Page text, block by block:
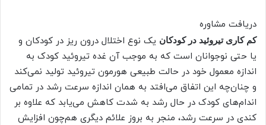
دریافت مشاوره
کم کاری تیروئید در کودکان یک نوع اختلال درون ریز در کودکان و
یا حتی نوجوانان است که به موجب آن غده تیروئید کودک به
اندازه معمول خود در حالت طبیعی هورمون تیروئید تولید نمی‌کند
و چنان‌چه این اتفاق می‌افتد به همان اندازه سرعت رشد در تمامی
اندام‌های کودک در حال رشد به شدت کاهش می‌یابد که علاوه بر
کندی در سرعت رشد، منجر به بروز علائم دیگری هم‌چون افزایش